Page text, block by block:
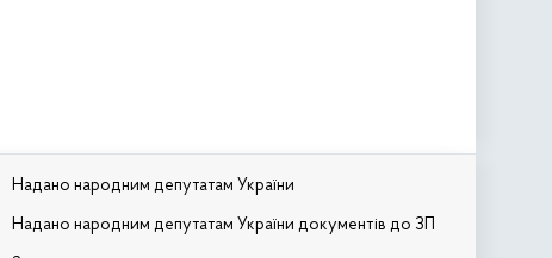
Надано народним депутатам України
Надано народним депутатам України документів до ЗП